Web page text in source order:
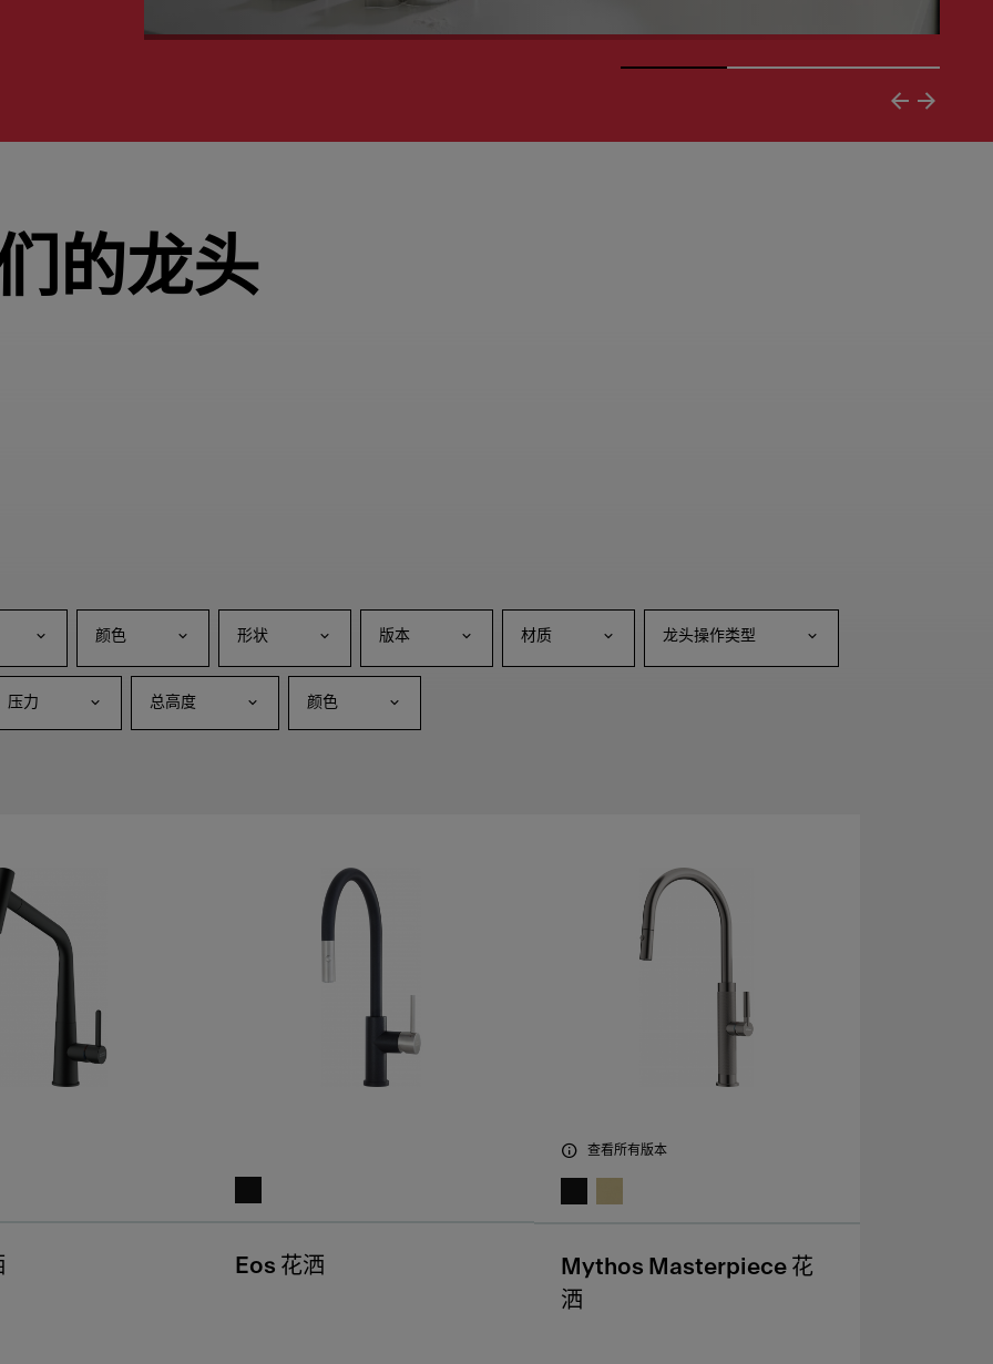
的龙头
颜色 形状 版本 材质 龙头操作类型
压力 总高度 颜色
Eos 花洒
查看所有版本
Mythos Masterpiece 花
洒